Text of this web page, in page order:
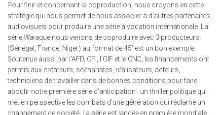
Pour finir et concernant la coproduction, nous croyons en cette
stratégie qui nous permet de nous associer à d’autres partenaires
audiovisuels pour produire une série à vocation internationale. La
série Waraque nous venons de coproduire avec 3 producteurs
(Sénégal, France, Niger) au format de 45’ est un bon exemple.
Soutenue aussi par l’AFD, CFI, l’OIF et le CNC, les financements ont
permis aux créateurs, scénaristes, réalisateurs, acteurs,
techniciens de travailler dans de bonnes conditions pour faire
aboutir notre première série d’anticipation : un thriller politique qui
met en perspective les combats d’une génération qui réclame un
changement de société. La série est lancée en première mondiale